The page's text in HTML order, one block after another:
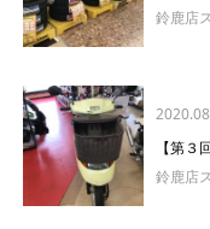
鈴鹿店
【第
鈴鹿店